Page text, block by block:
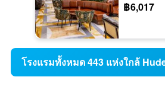
฿6,017
โรงแรมทั้งหมด 443 แห่งใกล้